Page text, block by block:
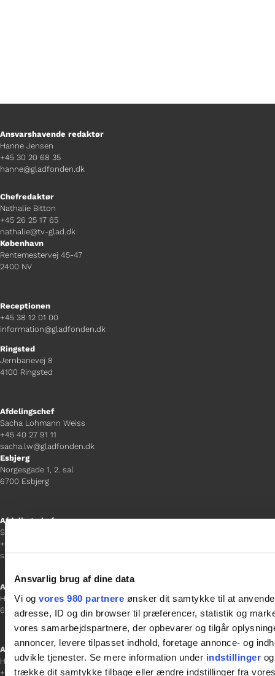
Ansvarlig brug af dine data
Vi og vores 980 partnere ønsker dit samtykke til at
adresse, ID og din browser til præferencer, statistik og
vores samarbejdspartnere, der opbevarer og tilgår
annoncer, levere tilpasset indhold, foretage annonce- og
udvikle tjenester. Se mere information under indstillinger
trække dit samtykke tilbage eller ændre indstillinger fra
Ansvarshavende redaktør
Hanne Jensen
+45 30 20 68 35
hanne@gladfonden.dk
Chefredaktør
Nathalie Bitton
+45 26 25 17 65
nathalie@tv-glad.dk
København
Rentemestervej 45-47
2400 NV
Receptionen
+45 38 12 01 00
information@gladfonden.dk
Ringsted
Jernbanevej 8
4100 Ringsted
Afdelingschef
Sacha Lohmann Weiss
+45 40 27 91 11
sacha.lw@gladfonden.dk
Esbjerg
Norgesgade 1, 2. sal
6700 Esbjerg
Afdelingschef
Sanne Hansen
+45 23 69 19 35
sanne.h@gladfonden.dk
Aabenraa
H P Hanssens Gade 23, 2.
6200 Aabenraa
Afdelingschef
Helene Teichert
+45 29 37 32 41